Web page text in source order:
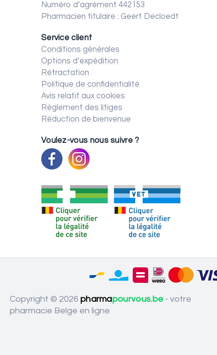
Numéro d’agrément 442153
Pharmacien titulaire : Geert Decloedt
Service client
Conditions générales
Options d’expédition
Rétractation
Politique de confidentialité
Avis relatif aux cookies
Règlement des litiges
Réduction de bienvenue
Voulez-vous nous suivre ?
Copyright © 2026 pharmapourvous.be - votre
pharmacie Belge en ligne